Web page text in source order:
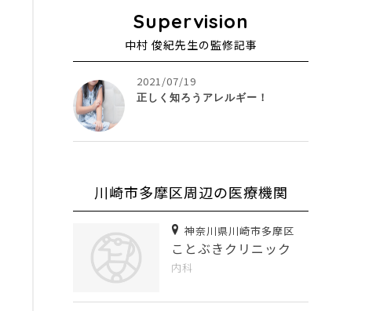
中村 俊紀先生の監修記事
2021/07/19
正しく知ろうアレルギー！
川崎市多摩区周辺の医療機関
神奈川県川崎市多摩区
ことぶきクリニック
内科